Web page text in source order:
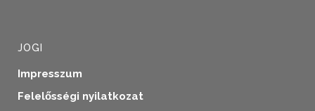
JOGI
Impresszum
Felelősségi nyilatkozat